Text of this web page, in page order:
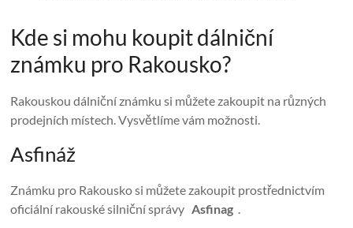
Kde si mohu koupit dálniční
známku pro Rakousko?
Rakouskou dálniční známku si můžete zakoupit na různých
prodejních místech. Vysvětlíme vám možnosti.
Asfináž
Známku pro Rakousko si můžete zakoupit prostřednictvím
oficiální rakouské silniční správyAsfinag .